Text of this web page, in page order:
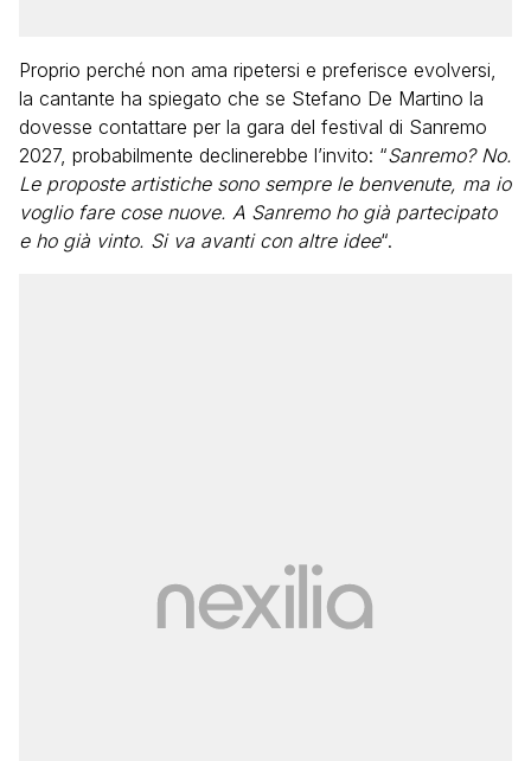
Proprio perché non ama ripetersi e preferisce evolversi,
la cantante ha spiegato che se Stefano De Martino la
dovesse contattare per la gara del festival di Sanremo
2027, probabilmente declinerebbe l’invito: “Sanremo? No.
Le proposte artistiche sono sempre le benvenute, ma io
voglio fare cose nuove. A Sanremo ho già partecipato
e ho già vinto. Si va avanti con altre idee“.